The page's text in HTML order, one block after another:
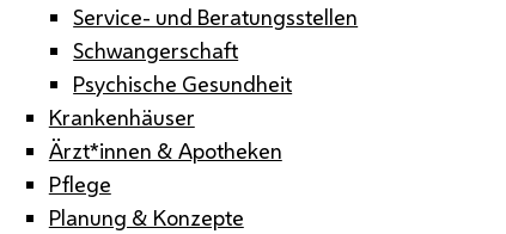
Service- und Beratungsstellen
Schwangerschaft
Psychische Gesundheit
Krankenhäuser
Ärzt*innen & Apotheken
Pflege
Planung & Konzepte